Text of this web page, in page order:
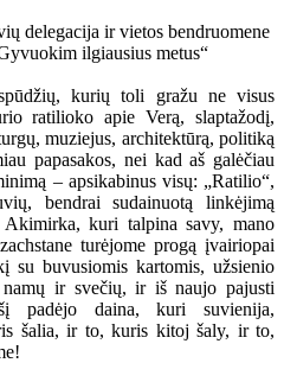
kurių toli gražu ne visus
ratilioko apie Verą, slaptažodį,
muziejus, architektūrą, politiką
papasakos, nei kad aš galėčiau
– apsikabinus visų: „Ratilio“,
bendrai sudainuotą linkėjimą
Akimirka, kuri talpina savy, mano
turėjome progą įvairiopai
su buvusiomis kartomis, užsienio
ir svečių, ir iš naujo pajusti
padėjo daina, kuri suvienija,
šalia, ir to, kuris kitoj šaly, ir to,